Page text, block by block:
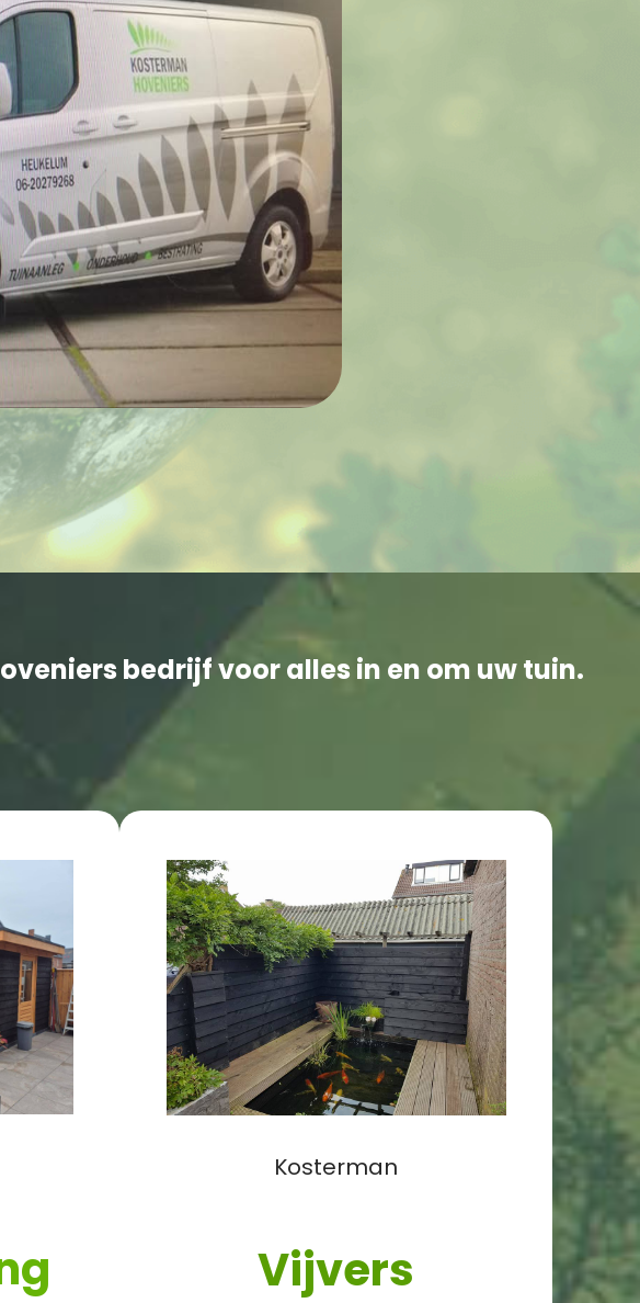
bedrijf voor alles in en om uw tuin.
Kosterman
Vijvers